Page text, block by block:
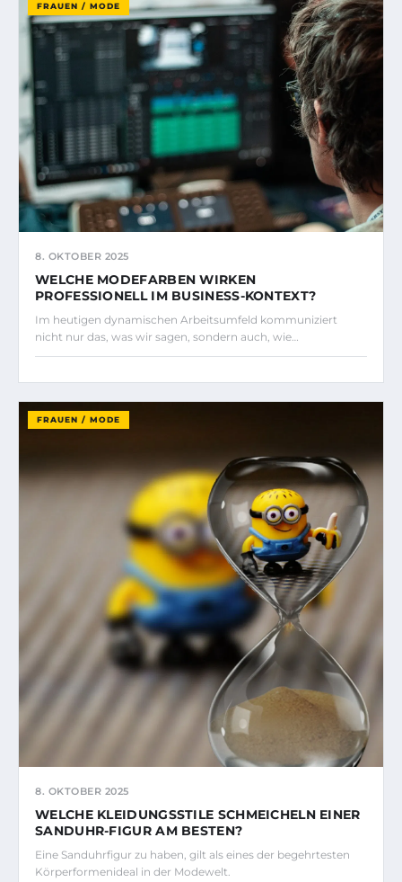
FRAUEN / MODE
8. OKTOBER 2025
WELCHE MODEFARBEN WIRKEN
PROFESSIONELL IM BUSINESS-KONTEXT?
Im heutigen dynamischen Arbeitsumfeld kommuniziert
nicht nur das, was wir sagen, sondern auch, wie…
FRAUEN / MODE
8. OKTOBER 2025
WELCHE KLEIDUNGSSTILE SCHMEICHELN EINER
SANDUHR-FIGUR AM BESTEN?
Eine Sanduhrfigur zu haben, gilt als eines der begehrtesten
Körperformenideal in der Modewelt.